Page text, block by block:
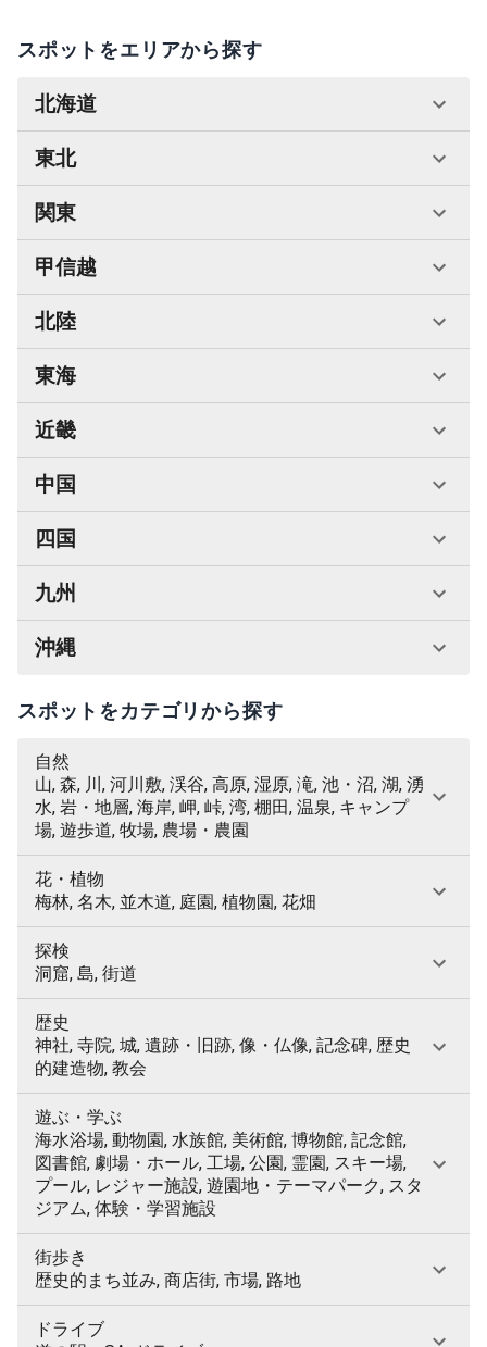
スポットをエリアから探す
北海道
東北
関東
甲信越
北陸
東海
近畿
中国
四国
九州
沖縄
スポットをカテゴリから探す
自然
山, 森, 川, 河川敷, 渓谷, 高原, 湿原, 滝, 池・沼, 湖, 湧
水, 岩・地層, 海岸, 岬, 峠, 湾, 棚田, 温泉, キャンプ
場, 遊歩道, 牧場, 農場・農園
花・植物
梅林, 名木, 並木道, 庭園, 植物園, 花畑
探検
洞窟, 島, 街道
歴史
神社, 寺院, 城, 遺跡・旧跡, 像・仏像, 記念碑, 歴史
的建造物, 教会
遊ぶ・学ぶ
海水浴場, 動物園, 水族館, 美術館, 博物館, 記念館,
図書館, 劇場・ホール, 工場, 公園, 霊園, スキー場,
プール, レジャー施設, 遊園地・テーマパーク, スタ
ジアム, 体験・学習施設
街歩き
歴史的まち並み, 商店街, 市場, 路地
ドライブ